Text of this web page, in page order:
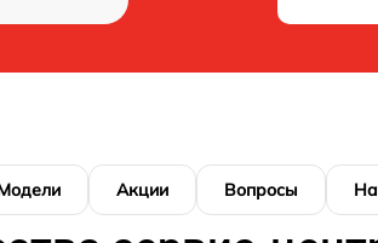
Акции Вопросы